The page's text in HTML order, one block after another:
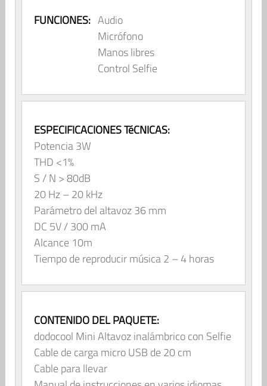
FUNCIONES: Audio
Micrófono
Manos libres
Control Selfie
ESPECIFICACIONES TéCNICAS:
Potencia 3W
THD <1%
S / N > 80dB
20 Hz – 20 kHz
Parámetro del altavoz 36 mm
DC 5V / 300 mA
Alcance 10m
Tiempo de reproducir música 2 – 4 horas
CONTENIDO DEL PAQUETE:
dodocool Mini Altavoz inalámbrico con Selfie
Cable de carga micro USB de 20 cm
Cable para llevar